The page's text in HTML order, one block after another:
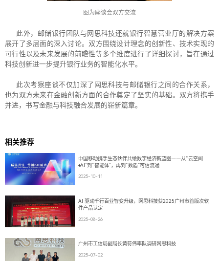
图为座谈会双方交流
此外，邮储银行团队与网思科技还就银行智慧营业厅的解决方案
展开了多层面的深入讨论。双方围绕设计理念的创新性、技术实现的
可行性以及未来发展的前瞻性等多个维度进行了详细探讨，旨在通过
科技创新进一步提升银行业务的智能化水平。
此次考察座谈不仅加深了网思科技与邮储银行之间的合作关系，
也为双方未来在金融创新方面的合作奠定了坚实的基础。双方将携手
并进，书写金融与科技融合发展的崭新篇章。
相关推荐
中国移动携手生态伙伴共绘数字经济新蓝图——从“云空间
+AI”到“智能体”，再到“数盾”可信流通
2025-10-11
AI 驱动千行百业智变升级，网思科技获2025广州市首版次软
件产品认定
2025-08-26
广州市工信局副局长黄符伟率队调研网思科技
2025-07-02